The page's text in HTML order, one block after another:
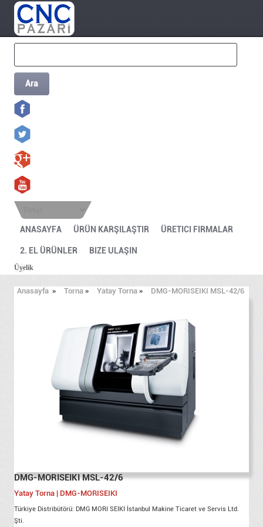
Ara
ANASAYFA ÜRÜN KARŞILAŞTIR ÜRETICI FIRMALAR
2. EL ÜRÜNLER BIZE ULAŞIN
Üyelik
Anasayfa » Torna » Yatay Torna » DMG-MORISEIKI MSL-42/6
DMG-MORISEIKI MSL-42/6
Yatay Torna | DMG-MORISEIKI
Türkiye Distribütörü: DMG MORI SEIKI İstanbul Makine Ticaret ve Servis Ltd.
Şti.